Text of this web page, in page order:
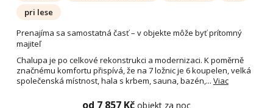
pri lese
Prenajíma sa samostatná časť – v objekte môže byť prítomný
majiteľ
Chalupa je po celkové rekonstrukci a modernizaci. K poměrně
značnému komfortu přispívá, že na 7 ložnic je 6 koupelen, velká
společenská místnost, hala s krbem, sauna, bazén,... Viac
od 7 857 Kč objekt za noc